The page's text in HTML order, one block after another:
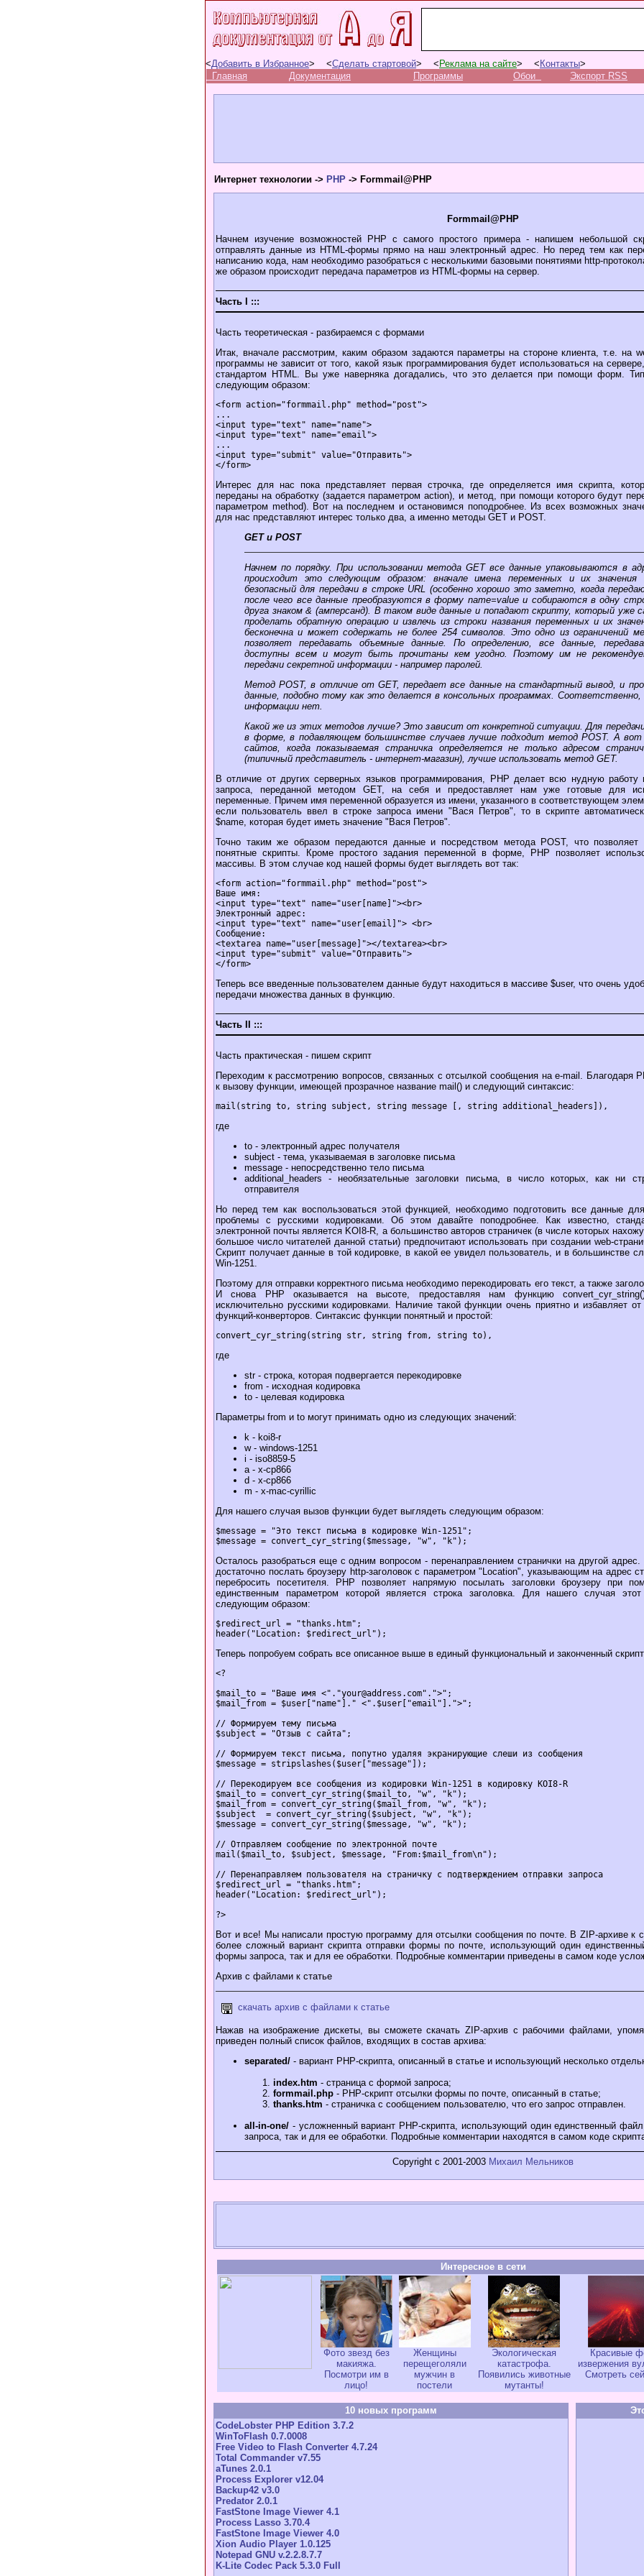
<Добавить в Избранное> <Сделать стартовой> < Реклама на сайте> < Контакты>
Главная
Документация Программы Обои Экспорт RSS
Интернет технологии -> PHP -> Formmail@PHP
Formmail@PHP
Начнем изучение возможностей PHP с самого простого примера - напишем небольшой
отправлять данные из HTML-формы прямо на наш электронный адрес. Но перед тем как
написанию кода, нам необходимо разобраться с несколькими базовыми понятиями http-
же образом происходит передача параметров из HTML-формы на сервер.
Часть I :::
Часть теоретическая - разбираемся с формами
Итак, вначале рассмотрим, каким образом задаются параметры на стороне клиента, т.е. на
программы не зависит от того, какой язык программирования будет использоваться на
стандартом HTML. Вы уже наверняка догадались, что это делается при помощи форм.
следующим образом:
<form action="formmail.php" method="post">
...
<input type="text" name="name">
<input type="text" name="email">
...
<input type="submit" value="Отправить">
Интерес для нас пока представляет первая строчка, где определяется имя скрипта,
переданы на обработку (задается параметром action), и метод, при помощи которого будут
параметром method). Вот на последнем и остановимся поподробнее. Из всех возможных
для нас представляют интерес только два, а именно методы GET и POST.
GET и POST
Начнем по порядку. При использовании метода GET все данные упаковываются в
происходит это следующим образом: вначале имена переменных и их значения
безопасный для передачи в строке URL (особенно хорошо это заметно, когда
после чего все данные преобразуются в форму name=value и собираются в одну
друга знаком & (амперсанд). В таком виде данные и попадают скрипту, который уже
проделать обратную операцию и извлечь из строки названия переменных и их
бесконечна и может содержать не более 254 символов. Это одно из ограничений
позволяет передавать объемные данные. По определению, все данные,
доступны всем и могут быть прочитаны кем угодно. Поэтому им не
передачи секретной информации - например паролей.
Метод POST, в отличие от GET, передает все данные на стандартный вывод, и
данные, подобно тому как это делается в консольных программах. Соответственно,
информации нет.
Какой же из этих методов лучше? Это зависит от конкретной ситуации. Для
в форме, в подавляющем большинстве случаев лучше подходит метод POST. А вот
сайтов, когда показываемая страничка определяется не только адресом
(типичный представитель - интернет-магазин), лучше использовать метод GET.
В отличие от других серверных языков программирования, PHP делает всю нудную работу
запроса, переданной методом GET, на себя и предоставляет нам уже готовые для
переменные. Причем имя переменной образуется из имени, указанного в соответствующем
если пользователь ввел в строке запроса имени "Вася Петров", то в скрипте
$name, которая будет иметь значение "Вася Петров".
Точно таким же образом передаются данные и посредством метода POST, что
понятные скрипты. Кроме простого задания переменной в форме, PHP позволяет
массивы. В этом случае код нашей формы будет выглядеть вот так:
<form action="formmail.php" method="post">
Ваше имя:
<input type="text" name="user[name]"><br>
Электронный адрес:
<input type="text" name="user[email]"> <br>
Сообщение:
<textarea name="user[message]"></textarea><br>
<input type="submit" value="Отправить">
Теперь все введенные пользователем данные будут находиться в массиве $user, что очень
передачи множества данных в функцию.
Часть II :::
Часть практическая - пишем скрипт
Переходим к рассмотрению вопросов, связанных с отсылкой сообщения на e-mail. Благодаря
к вызову функции, имеющей прозрачное название mail() и следующий синтаксис:
где
to - электронный адрес получателя
subject - тема, указываемая в заголовке письма
message - непосредственно тело письма
additional_headers - необязательные заголовки письма, в число которых, как ни
отправителя
Но перед тем как воспользоваться этой функцией, необходимо подготовить все данные
проблемы с русскими кодировками. Об этом давайте поподробнее. Как известно,
электронной почты является KOI8-R, а большинство авторов страничек (в числе которых
большое число читателей данной статьи) предпочитают использовать при создании web-
Скрипт получает данные в той кодировке, в какой ее увидел пользователь, и в большинстве
Win-1251.
Поэтому для отправки корректного письма необходимо перекодировать его текст, а также
И снова PHP оказывается на высоте, предоставляя нам функцию
исключительно русскими кодировками. Наличие такой функции очень приятно и избавляет от
функций-конверторов. Синтаксис функции понятный и простой:
где
str - строка, которая подвергается перекодировке
from - исходная кодировка
to - целевая кодировка
Параметры from и to могут принимать одно из следующих значений:
k - koi8-r
w - windows-1251
i - iso8859-5
a - x-cp866
d - x-cp866
m - x-mac-cyrillic
Для нашего случая вызов функции будет выглядеть следующим образом:
$message = "Это текст письма в кодировке Win-1251";
Осталось разобраться еще с одним вопросом - перенаправлением странички на другой адрес.
достаточно послать броузеру http-заголовок с параметром "Location", указывающим на адрес
перебросить посетителя. PHP позволяет напрямую посылать заголовки броузеру при
единственным параметром которой является строка заголовка. Для нашего случая
следующим образом:
$redirect_url = "thanks.htm";
Теперь попробуем собрать все описанное выше в единый функциональный и законченный
<?
$mail_to = "Ваше имя <"."your@address.com".">";
$mail_from = $user["name"]." <".$user["email"].">";
// Формируем тему письма
$subject = "Отзыв с сайта";
// Формируем текст письма, попутно удаляя экранирующие слеши из сообщения
$message = stripslashes($user["message"]);
// Перекодируем все сообщения из кодировки Win-1251 в кодировку KOI8-R
$mail_to = convert_cyr_string($mail_to, "w", "k");
$mail_from = convert_cyr_string($mail_from, "w", "k");
$subject  = convert_cyr_string($subject, "w", "k");
$message = convert_cyr_string($message, "w", "k");
// Отправляем сообщение по электронной почте
mail($mail_to, $subject, $message, "From:$mail_from\n");
// Перенаправляем пользователя на страничку с подтверждением отправки запроса
$redirect_url = "thanks.htm";
header("Location: $redirect_url");
Вот и все! Мы написали простую программу для отсылки сообщения по почте. В ZIP-архиве к
более сложный вариант скрипта отправки формы по почте, использующий один
формы запроса, так и для ее обработки. Подробные комментарии приведены в самом коде
Архив с файлами к статье
cкачать архив с файлами к статье
Нажав на изображение дискеты, вы сможете скачать ZIP-архив с рабочими файлами,
приведен полный список файлов, входящих в состав архива:
separated/ - вариант PHP-скрипта, описанный в статье и использующий несколько
index.htm - страница с формой запроса;
formmail.php - PHP-скрипт отсылки формы по почте, описанный в статье;
thanks.htm - страничка с сообщением пользователю, что его запрос отправлен.
all-in-one/ - усложненный вариант PHP-скрипта, использующий один единственный
запроса, так и для ее обработки. Подробные комментарии находятся в самом коде
Copyright c 2001-2003 Михаил Мельников
Интересное в сети
Фото звезд без
макияжа.
Посмотри им в
лицо!
Женщины
перещеголяли
мужчин в
постели
Экологическая
катастрофа.
Появились животные
мутанты!
Красивые
извержения
Смотреть
10 новых программ
CodeLobster PHP Edition 3.7.2
WinToFlash 0.7.0008
Free Video to Flash Converter 4.7.24
Total Commander v7.55
aTunes 2.0.1
Process Explorer v12.04
Backup42 v3.0
Predator 2.0.1
FastStone Image Viewer 4.1
Process Lasso 3.70.4
FastStone Image Viewer 4.0
Xion Audio Player 1.0.125
Notepad GNU v.2.2.8.7.7
K-Lite Codec Pack 5.3.0 Full